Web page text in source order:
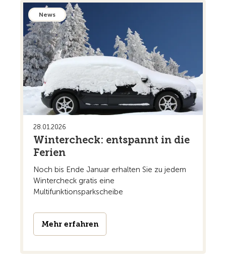
News
28.01.2026
Wintercheck: entspannt in die
Ferien
Noch bis Ende Januar erhalten Sie zu jedem
Wintercheck gratis eine
Multifunktionsparkscheibe
Mehr erfahren